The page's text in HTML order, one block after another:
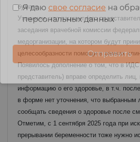
бумаге.
Уточнили, что пациент (его
заседания врачебной комиссии
медорганизации, на котором будут
целесообразности помощи в рамках
Появилось дополнение о том, что в ИДС
представитель) вправе определить
информацию о его здоровье, в т.ч.
в форме нет уточнения, что выбранным
сообщать сведения о здоровье после
Отметим, с 1 сентября 2025 года при
прерывании беременности тоже нужно
Я даю свое согласие на
персональных данных